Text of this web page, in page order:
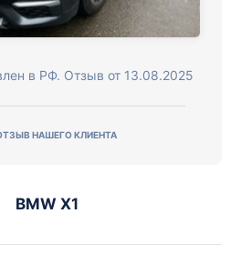
в РФ. Отзыв от 13.08.2025
НАШЕГО КЛИЕНТА
BMW X1